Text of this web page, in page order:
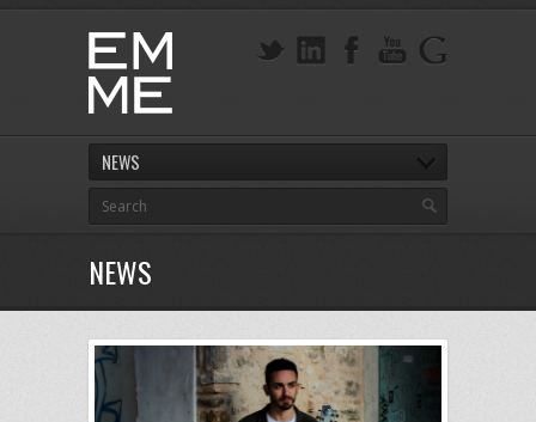
NEWS
NEWS